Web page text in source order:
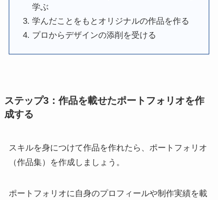
学ぶ
学んだことをもとオリジナルの作品を作る
プロからデザインの添削を受ける
ステップ3：作品を載せたポートフォリオを作
成する
スキルを身につけて作品を作れたら、ポートフォリオ
（作品集）を作成しましょう。
ポートフォリオに自身のプロフィールや制作実績を載